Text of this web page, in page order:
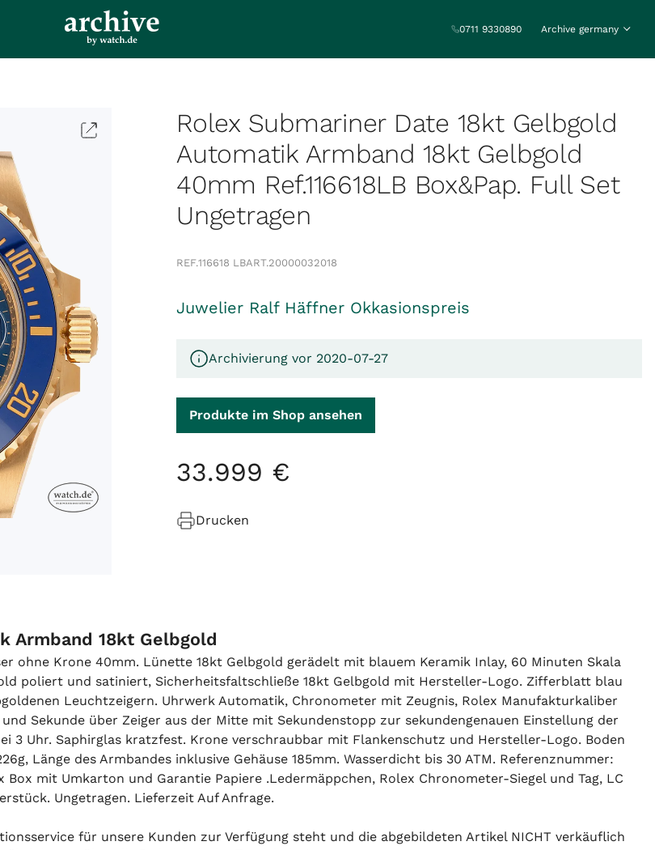
0711 9330890 Archive germany
Rolex Submariner Date 18kt Gelbgold
Automatik Armband 18kt Gelbgold
40mm Ref.116618LB Box&Pap. Full Set
Ungetragen
REF.116618 LBART.20000032018
Juwelier Ralf Häffner Okkasionspreis
Archivierung vor 2020-07-27
Produkte im Shop ansehen
33.999 €
Drucken
Armband 18kt Gelbgold
ohne Krone 40mm. Lünette 18kt Gelbgold gerädelt mit blauem Keramik Inlay, 60 Minuten Skala
poliert und satiniert, Sicherheitsfaltschließe 18kt Gelbgold mit Hersteller-Logo. Zifferblatt blau
Leuchtzeigern. Uhrwerk Automatik, Chronometer mit Zeugnis, Rolex Manufakturkaliber
Sekunde über Zeiger aus der Mitte mit Sekundenstopp zur sekundengenauen Einstellung der
3 Uhr. Saphirglas kratzfest. Krone verschraubbar mit Flankenschutz und Hersteller-Logo. Boden
Länge des Armbandes inklusive Gehäuse 185mm. Wasserdicht bis 30 ATM. Referenznummer:
Box mit Umkarton und Garantie Papiere .Ledermäppchen, Rolex Chronometer-Siegel und Tag, LC
Ungetragen. Lieferzeit Auf Anfrage.
für unsere Kunden zur Verfügung steht und die abgebildeten Artikel NICHT verkäuflich